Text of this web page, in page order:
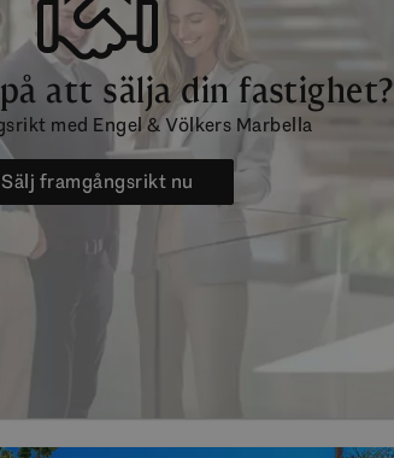
att sälja din fastighet?
med Engel & Völkers Marbella
Sälj framgångsrikt nu